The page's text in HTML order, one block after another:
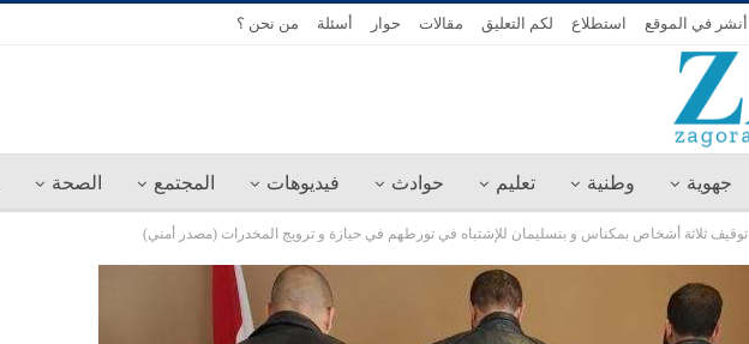
أنشر في الموقع استطلاع لكم التعليق مقالات حوار أسئلة من نحن ؟
جهوية وطنية تعليم حوادث فيديوهات المجتمع الصحة
توقيف ثلاثة أشخاص بمكناس و بنسليمان للإشتباه في تورطهم في حيازة و ترويج المخدرات (مصدر أمني)